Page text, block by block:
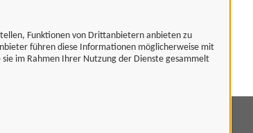
Funktionen von Drittanbietern anbieten zu
führen diese Informationen möglicherweise mit
im Rahmen Ihrer Nutzung der Dienste gesammelt